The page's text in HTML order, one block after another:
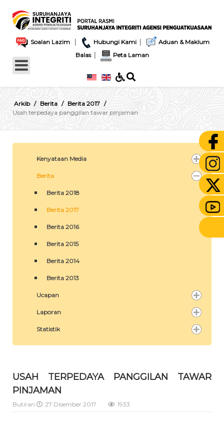
Soalan Lazim | Hubungi Kami |
Aduan & Maklum
Balas| Peta Laman
Arkib Berita
Berita 2017
Usah terpedaya panggilan tawar pinjaman
Kenyataan Media
Berita
Berita 2018
Berita 2017
Berita 2016
Berita 2015
Berita 2014
Berita 2013
Ucapan
Laporan
Statistik
USAH TERPEDAYA PANGGILAN TAWAR
PINJAMAN
Butiran 27 Disember 2017 1933